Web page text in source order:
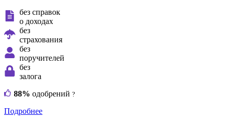
без справок
о доходах
без
страхования
без
поручителей
без
залога
88% одобрений ?
Подробнее